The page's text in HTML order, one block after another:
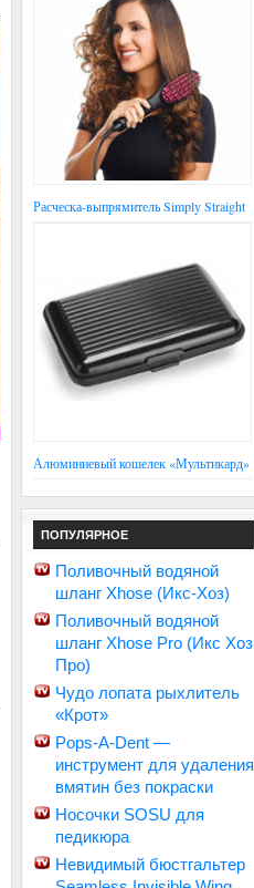
Расческа-выпрямитель Simply Straight
Алюминиевый кошелек «Мультикард»
ПОПУЛЯРНОЕ
Поливочный водяной
шланг Xhose (Икс-Хоз)
Поливочный водяной
шланг Xhose Pro (Икс Хоз
Про)
Чудо лопата рыхлитель
«Крот»
Pops-A-Dent —
инструмент для удаления
вмятин без покраски
Носочки SOSU для
педикюра
Невидимый бюстгальтер